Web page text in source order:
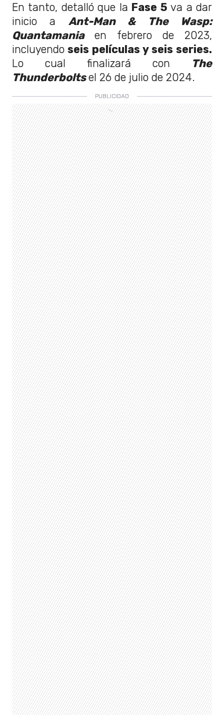
En tanto, detalló que la Fase 5 va a dar
inicio a Ant-Man & The Wasp:
Quantamania
en febrero de 2023,
incluyendo seis películas y seis series.
Lo cual finalizará con
The
Thunderbolts el 26 de julio de 2024.